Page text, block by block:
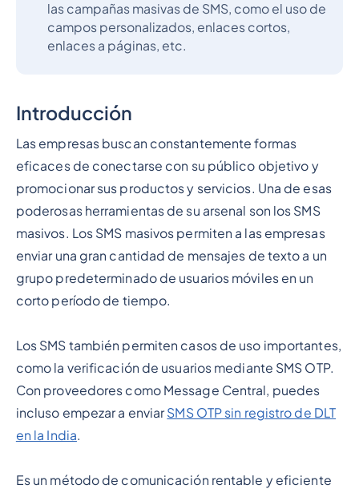
las campañas masivas de SMS, como el uso de
campos personalizados, enlaces cortos,
enlaces a páginas, etc.
Introducción
Las empresas buscan constantemente formas
eficaces de conectarse con su público objetivo y
promocionar sus productos y servicios. Una de esas
poderosas herramientas de su arsenal son los SMS
masivos. Los SMS masivos permiten a las empresas
enviar una gran cantidad de mensajes de texto a un
grupo predeterminado de usuarios móviles en un
corto período de tiempo.
Los SMS también permiten casos de uso importantes,
como la verificación de usuarios mediante SMS OTP.
Con proveedores como Message Central, puedes
incluso empezar a enviarSMS OTP sin registro de DLT
en la India.
Es un método de comunicación rentable y eficiente